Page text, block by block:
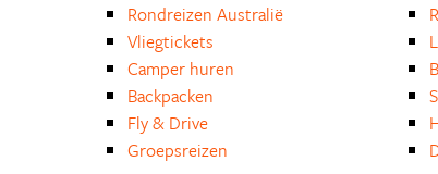
Rondreizen Australië
Vliegtickets
Camper huren
Backpacken
Fly & Drive
Groepsreizen